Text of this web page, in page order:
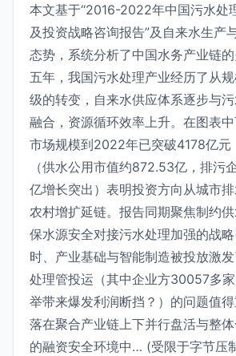
本文基于“2016-2022年中国污水处
及投资战略咨询报告”及自来水生产
态势，系统分析了中国水务产业链
五年，我国污水处理产业经历了从
级的转变，自来水供应体系逐步与
融合，资源循环效率上升。在图表
市场规模到2022年已突破4178亿元
（供水公用市值约872.53亿，排污
亿增长突出）表明投资方向从城市
农村增扩延链。报告同期聚焦制约
保水源安全对接污水处理加强的战
时、产业基础与智能制造被投放激
处理管投运（其中企业方30057多
举带来爆发利润断挡？）的问题值
落在聚合产业链上下并行盘活与整
的融资安全环境中… (受限于字节压